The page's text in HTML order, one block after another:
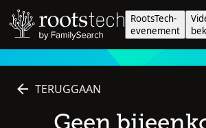
RootsTech-
evenement
TERUGGAAN